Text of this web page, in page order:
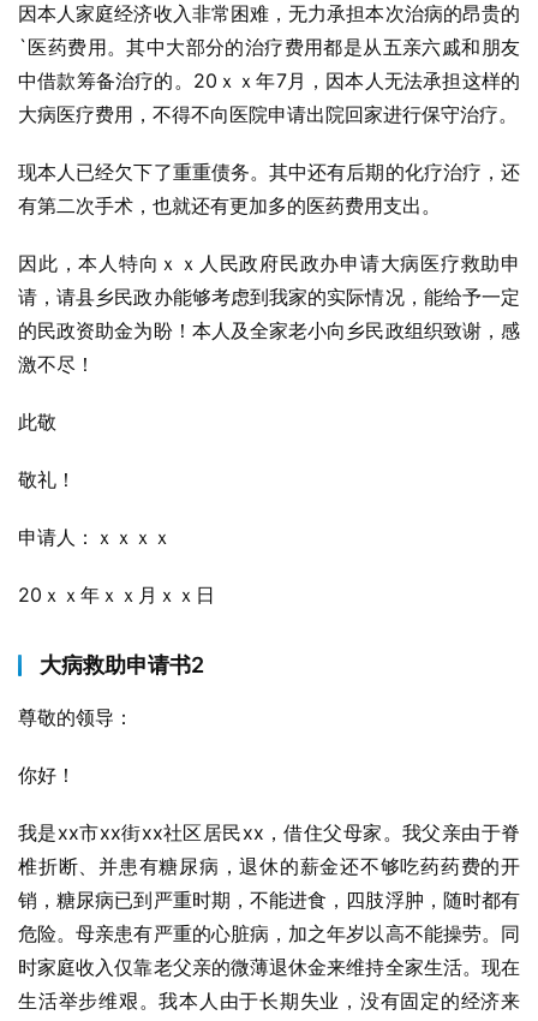
因本人家庭经济收入非常困难，无力承担本次治病的昂贵的
`医药费用。其中大部分的治疗费用都是从五亲六戚和朋友
中借款筹备治疗的。20ｘｘ年7月，因本人无法承担这样的
大病医疗费用，不得不向医院申请出院回家进行保守治疗。
现本人已经欠下了重重债务。其中还有后期的化疗治疗，还
有第二次手术，也就还有更加多的医药费用支出。
因此，本人特向ｘｘ人民政府民政办申请大病医疗救助申
请，请县乡民政办能够考虑到我家的实际情况，能给予一定
的民政资助金为盼！本人及全家老小向乡民政组织致谢，感
激不尽！
此敬
敬礼！
申请人：ｘｘｘｘ
20ｘｘ年ｘｘ月ｘｘ日
大病救助申请书2
尊敬的领导：
你好！
我是xx市xx街xx社区居民xx，借住父母家。我父亲由于脊
椎折断、并患有糖尿病，退休的薪金还不够吃药药费的开
销，糖尿病已到严重时期，不能进食，四肢浮肿，随时都有
危险。母亲患有严重的心脏病，加之年岁以高不能操劳。同
时家庭收入仅靠老父亲的微薄退休金来维持全家生活。现在
生活举步维艰。我本人由于长期失业，没有固定的经济来